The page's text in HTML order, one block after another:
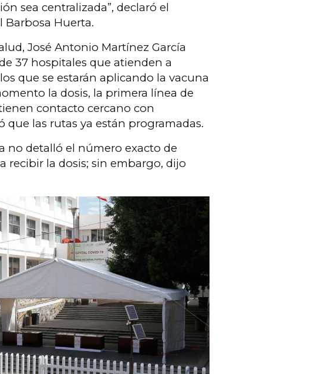
sea centralizada”, declaró el
Huerta.
José Antonio Martínez García
37 hospitales que atienden a
que se estarán aplicando la vacuna
la dosis, la primera línea de
contacto cercano con
que las rutas ya están programadas.
no detalló el número exacto de
recibir la dosis; sin embargo, dijo